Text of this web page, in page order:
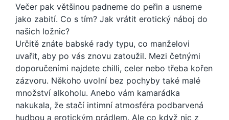
Večer pak většinou padneme do peřin a usneme
jako zabití. Co s tím? Jak vrátit erotický náboj do
našich ložnic?
Určitě znáte babské rady typu, co manželovi
uvařit, aby po vás znovu zatoužil. Mezi četnými
doporučeními najdete chilli, celer nebo třeba kořen
zázvoru. Někoho uvolní bez pochyby také malé
množství alkoholu. Anebo vám kamarádka
nakukala, že stačí intimní atmosféra podbarvená
hudbou a erotickým prádlem. Ale co když nic z